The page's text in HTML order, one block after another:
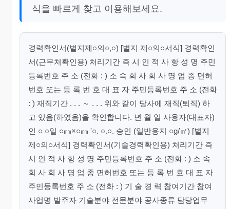
식을 빠르게 찾고 이용해보세요.
경력확인서(별지제○의○,○) [별지 제○의○서식] 경력확인
서(근무처확인용) 처리기간 즉 시 인 적 사 항 성 명 주민
등록번호 주 소 (전화 : ) 소 속 회 사 회 사 명 업 종 면허
번호 또는 등 록 번 호 대 표 자 주민등록번호 주 소 (전화
: ) 재직기간 . . . ～ . . . 위와 같이 당사에 재직(퇴직) 하
고 있음(하였음)을 확인합니다. 년 월 일 사용자(대표자)
인 ○ ○일 ○㎜×○㎜ '○. ○.○. 승인 (일반용지 ○g/㎡) [별지
제○의○서식] 경력확인서(기술경력확인용) 처리기간 즉
시 인 적 사 항 성 명 주민등록번호 주 소 (전화 : ) 소 속
회 사 회 사 명 업 종 면허번호 또는 등 록 번 호 대 표 자
주민등록번호 주 소 (전화 : ) 기 술 경 력 참여기간 참여
사업명 발주자 기술분야 전문분야 공사종류 담당업무